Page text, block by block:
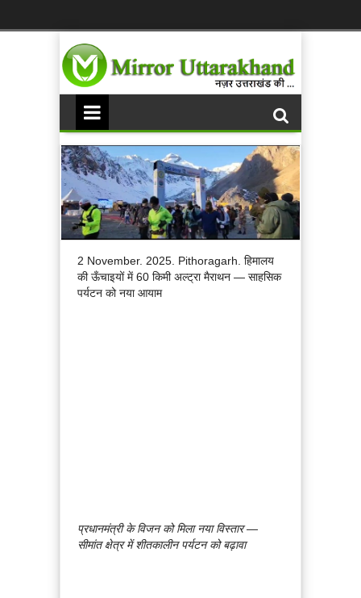
2 November. 2025. Pithoragarh. हिमालय
की ऊँचाइयों में 60 किमी अल्ट्रा मैराथन — साहसिक
पर्यटन को नया आयाम
प्रधानमंत्री के विजन को मिला नया विस्तार —
सीमांत क्षेत्र में शीतकालीन पर्यटन को बढ़ावा